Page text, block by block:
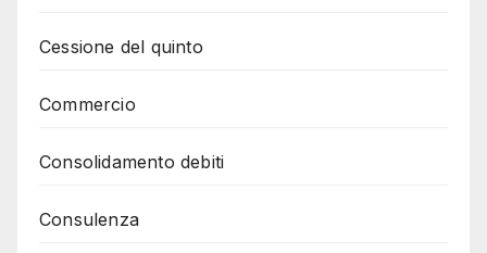
Cessione del quinto
Commercio
Consolidamento debiti
Consulenza